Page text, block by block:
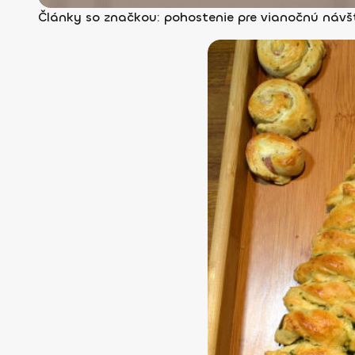
Články so značkou: pohostenie pre vianočnú